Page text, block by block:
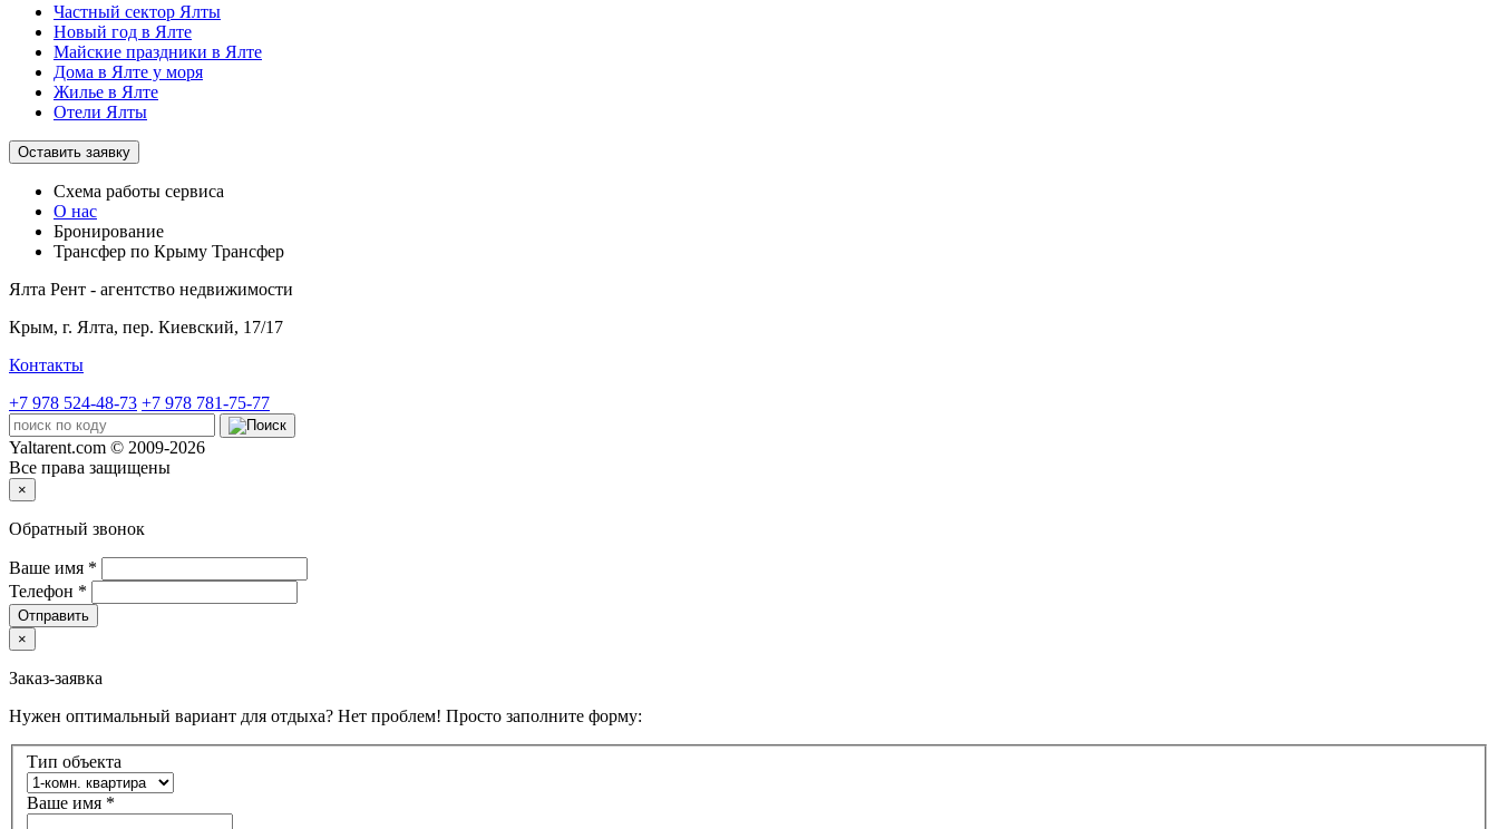
Частный сектор Ялты
Новый год в Ялте
Майские праздники в Ялте
Дома в Ялте у моря
Жилье в Ялте
Отели Ялты
Оставить заявку
Схема работы сервиса
О нас
Бронирование
Трансфер по Крыму Трансфер
Ялта Рент - агентство недвижимости
Крым, г. Ялта, пер. Киевский, 17/17
Контакты
+7 978 524-48-73 +7 978 781-75-77
Yaltarent.com © 2009-2026
Все права защищены
×
Обратный звонок
Ваше имя *
Телефон *
Отправить
×
Заказ-заявка
Нужен оптимальный вариант для отдыха? Нет проблем! Просто заполните форму:
Тип объекта
Ваше имя *